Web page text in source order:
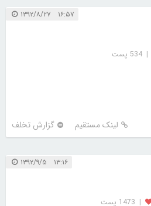
۱۶:۵۷ ۱۳۹۲/۸/۲۷
| 534 پست
لینک مستقیم گزارش تخلف
۱۳:۱۶ ۱۳۹۲/۹/۵
| 1473 پست